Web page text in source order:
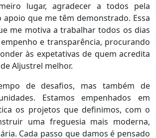
lugar, agradecer a todos pela
apoio que me têm demonstrado. Essa
me motiva a trabalhar todos os dias
e transparência, procurando
às expetativas de quem acredita
Aljustrel melhor.
de desafios, mas também de
Estamos empenhados em
os projetos que definimos, com o
uma freguesia mais moderna,
Cada passo que damos é pensado